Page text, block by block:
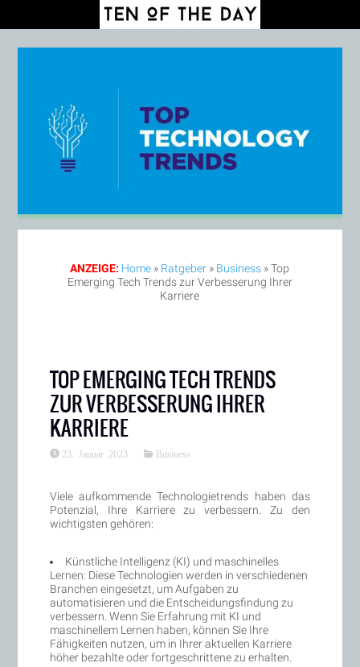
ANZEIGE: Home » Ratgeber » Business »Top
Emerging Tech Trends zur Verbesserung Ihrer
Karriere
TOP EMERGING TECH TRENDS
ZUR VERBESSERUNG IHRER
KARRIERE
23. Januar 2023 Business
Viele aufkommende Technologietrends haben das
Potenzial, Ihre Karriere zu verbessern. Zu den
wichtigsten gehören:
Künstliche Intelligenz (KI) und maschinelles
Lernen: Diese Technologien werden in verschiedenen
Branchen eingesetzt, um Aufgaben zu
automatisieren und die Entscheidungsfindung zu
verbessern. Wenn Sie Erfahrung mit KI und
maschinellem Lernen haben, können Sie Ihre
Fähigkeiten nutzen, um in Ihrer aktuellen Karriere
höher bezahlte oder fortgeschrittene zu erhalten.